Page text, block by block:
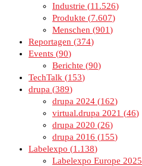
Industrie
11.526
Produkte
7.607
Menschen
901
Reportagen
374
Events 90
Berichte
90
TechTalk
153
drupa
389
drupa 2024
162
virtual.drupa 2021
46
drupa 2020
26
drupa 2016
155
Labelexpo
1.138
Labelexpo Europe 2025